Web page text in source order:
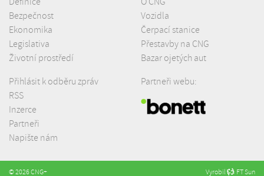
Bezpečnost
Ekonomika
Legislativa
Životní prostředí
Vozidla
Čerpací stanice
Přestavby na CNG
Bazar ojetých aut
Přihlásit k odběru zpráv
RSS
Inzerce
Partneři
Napište nám
Partneři webu:
© 2026 CNG+ Vyrobil FT Sun